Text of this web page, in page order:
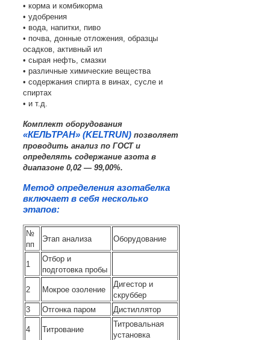
• корма и комбикорма
• удобрения
• вода, напитки, пиво
• почва, донные отложения, образцы
осадков, активный ил
• сырая нефть, смазки
• различные химические вещества
• содержания спирта в винах, сусле и
спиртах
• и т.д.
Комплект оборудования
«КЕЛЬТРАН» (KELTRUN) позволяет
проводить анализ по ГОСТ и
определять содержание азота в
диапазоне 0,02 — 99,00%.
Метод определения азотабелка
включает в себя несколько
этапов:
№
пп
Этап анализа Оборудование
1
Отбор и
подготовка пробы
2 Мокрое озоление
Дигестор и
скруббер
3
Отгонка паром Дистиллятор
4 Титрование
Титровальная
установка